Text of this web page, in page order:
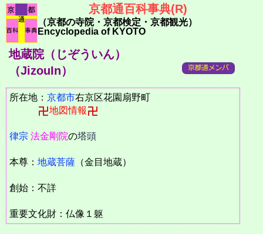
京都通百科事典(R)
（京都の寺院・京都検定・京都観光）
Encyclopedia of KYOTO
地蔵院（じぞういん）
（JizouIn）
所在地： 京都市右京区花園扇野町
地図情報
律宗 法金剛院の塔頭
本尊： 地蔵菩薩 （金目地蔵）
創始：不詳
重要文化財：仏像１躯